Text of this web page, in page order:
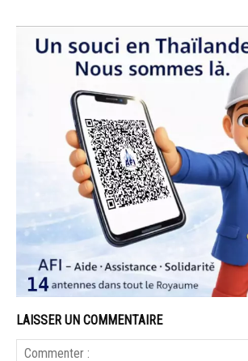
LAISSER UN COMMENTAIRE